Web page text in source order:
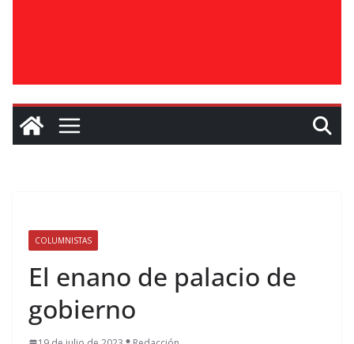
COLUMNISTAS
El enano de palacio de
gobierno